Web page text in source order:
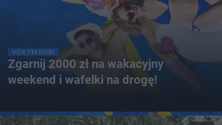
VOX FM ROBI
Zgarnij 2000 zł na wakacyjny
weekend i wafelki na drogę!